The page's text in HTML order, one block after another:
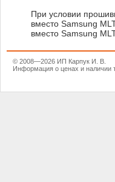
При условии
вместо Samsung
вместо Samsung
© 2008—2026 ИП Карпук И. В.
Информация о ценах и наличии